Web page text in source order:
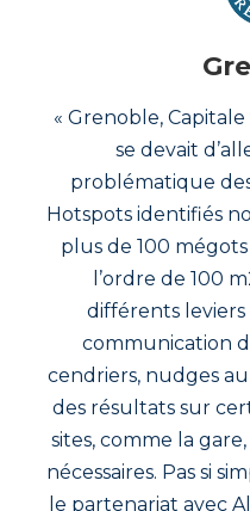
« Grenoble,
se devait
problématique
Hotspots identifiés
plus de 100
l’ordre de 100
différents leviers
communication
cendriers, nudges
des résultats sur
sites, comme la
nécessaires. Pas si
le partenariat avec